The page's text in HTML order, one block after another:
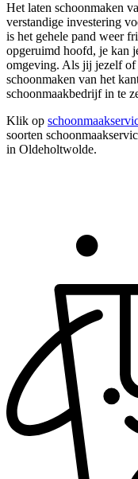
Het laten schoonmaken
verstandige investering
is het gehele pand weer
opgeruimd hoofd, je kan
omgeving. Als jij jezelf of
schoonmaken van het
schoonmaakbedrijf in te
Klik op
soorten
in Oldeholtwolde.